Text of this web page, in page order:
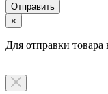
×
Для отправки товара